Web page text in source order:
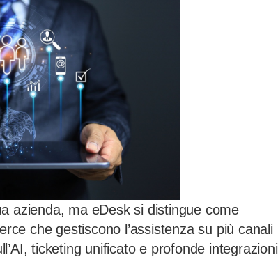
azienda, ma eDesk si distingue come
che gestiscono l’assistenza su più canali
ticketing unificato e profonde integrazioni